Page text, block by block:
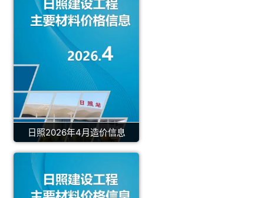
日照2026年4月造价信息